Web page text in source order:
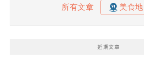
近期文章